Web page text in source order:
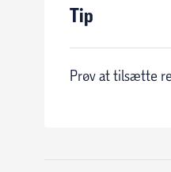
Tip
Prøv at tilsætte